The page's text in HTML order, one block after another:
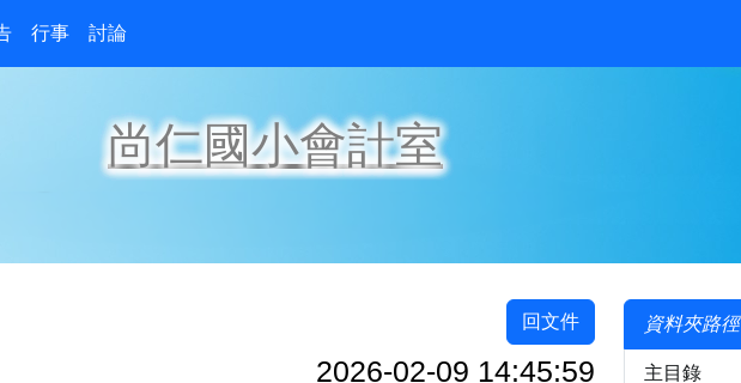
行事 討論
尚仁國小會計室
回文件
2026-02-09 14:45:59
資料夾路徑
主目錄